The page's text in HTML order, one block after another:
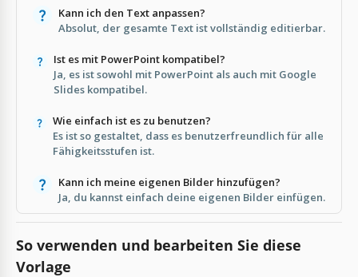
Kann ich den Text anpassen?
Absolut, der gesamte Text ist vollständig editierbar.
Ist es mit PowerPoint kompatibel?
Ja, es ist sowohl mit PowerPoint als auch mit Google
Slides kompatibel.
Wie einfach ist es zu benutzen?
Es ist so gestaltet, dass es benutzerfreundlich für alle
Fähigkeitsstufen ist.
Kann ich meine eigenen Bilder hinzufügen?
Ja, du kannst einfach deine eigenen Bilder einfügen.
So verwenden und bearbeiten Sie diese
Vorlage